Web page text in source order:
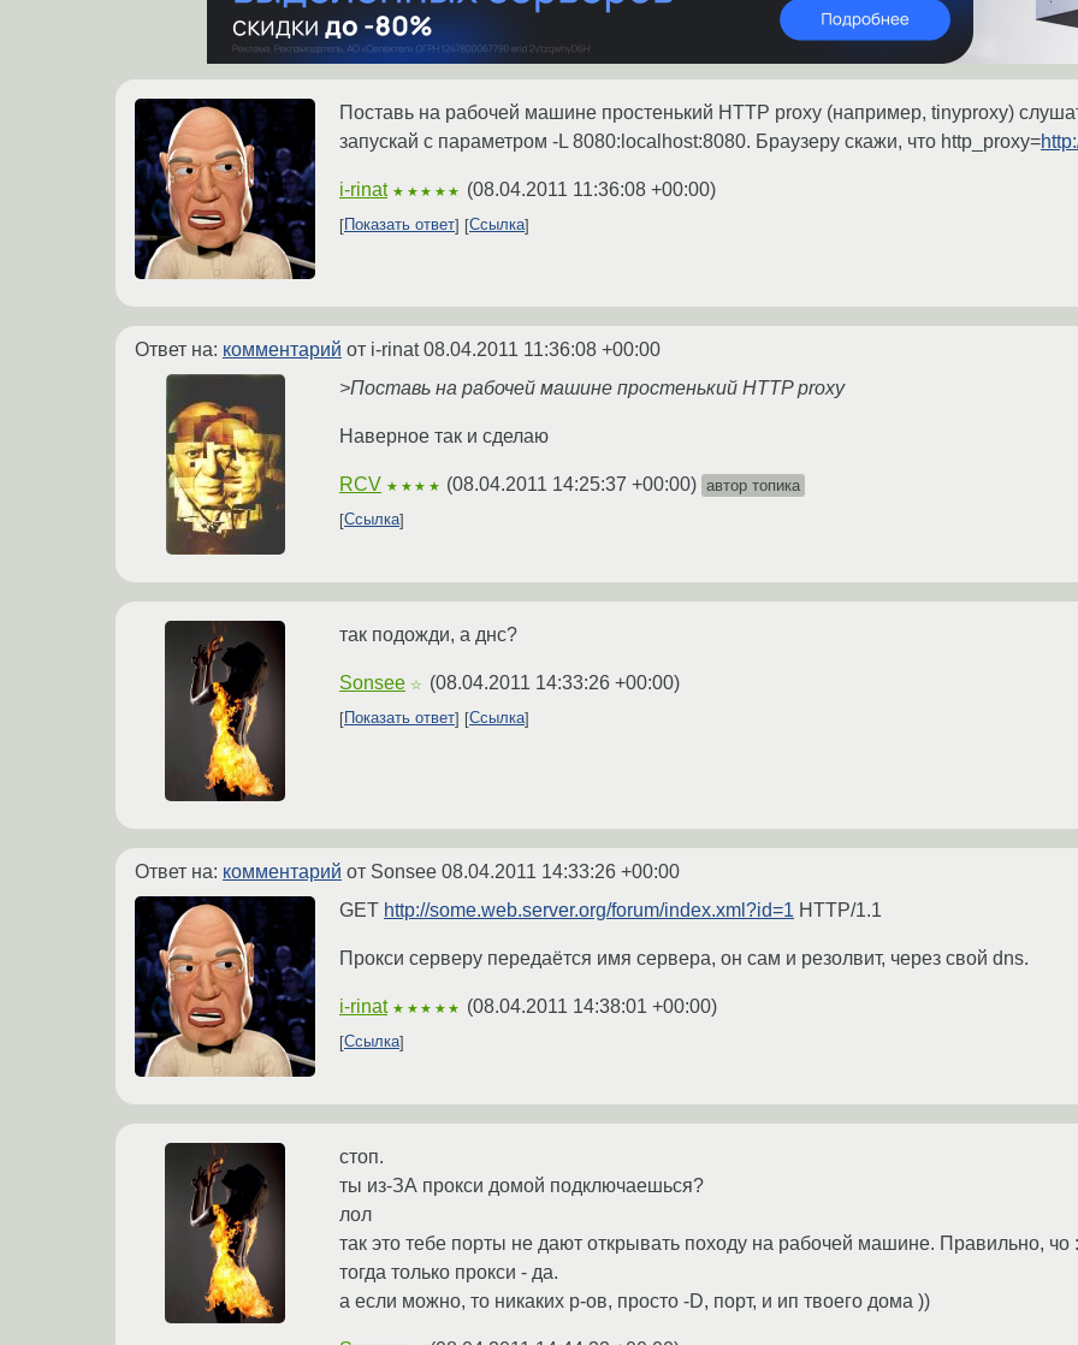
Поставь на рабочей машине простенький HTTP proxy (например, tinyproxy)
запускай с параметром -L 8080:localhost:8080. Браузеру скажи, что http_proxy=
i-rinat ★★★★★ (08.04.2011 11:36:08 +00:00)
Показать ответ Ссылка
Ответ на: комментарий от i-rinat08.04.2011 11:36:08 +00:00
>Поставь на рабочей машине простенький HTTP proxy
Наверное так и сделаю
RCV ★★★★ (08.04.2011 14:25:37 +00:00) автор топика
Ссылка
так подожди, а днс?
Sonsee ☆ (08.04.2011 14:33:26 +00:00)
Показать ответ Ссылка
Ответ на: комментарий от Sonsee 08.04.2011 14:33:26 +00:00
GET http://some.web.server.org/forum/index.xml?id=1 HTTP/1.1
Прокси серверу передаётся имя сервера, он сам и резолвит, через свой dns.
i-rinat ★★★★★ (08.04.2011 14:38:01 +00:00)
Ссылка
стоп.
ты из-ЗА прокси домой подключаешься?
лол
так это тебе порты не дают открывать походу на рабочей машине. Правильно, чо
тогда только прокси - да.
а если можно, то никаких р-ов, просто -D, порт, и ип твоего дома ))